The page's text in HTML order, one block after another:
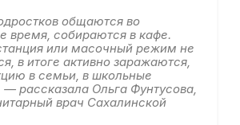
общаются во
время, собираются в кафе.
или масочный режим не
в итоге активно заражаются,
в семьи, в школьные
— рассказала Ольга Фунтусова,
врач Сахалинской